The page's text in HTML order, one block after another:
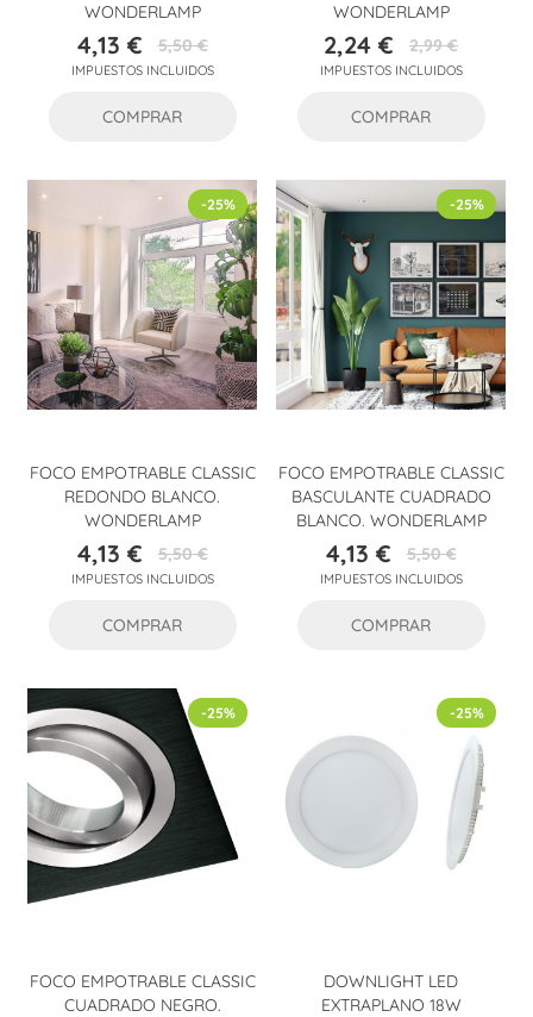
WONDERLAMP
Precio
4,13 €Precio
base
5,50 €
IMPUESTOS INCLUIDOS
COMPRAR
WONDERLAMP
Precio
2,24 €Precio
base
2,99 €
IMPUESTOS INCLUIDOS
COMPRAR
FOCO EMPOTRABLE CLASSIC
REDONDO BLANCO.
WONDERLAMP
Precio
4,13 €Precio
base
5,50 €
IMPUESTOS INCLUIDOS
-25%
COMPRAR
FOCO EMPOTRABLE CLASSIC
BASCULANTE CUADRADO
BLANCO. WONDERLAMP
Precio
4,13 €Precio
base
5,50 €
IMPUESTOS INCLUIDOS
-25%
COMPRAR
FOCO EMPOTRABLE CLASSIC
CUADRADO NEGRO.
-25%
DOWNLIGHT LED
EXTRAPLANO 18W
-25%